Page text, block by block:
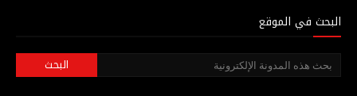
البحث في الموقع